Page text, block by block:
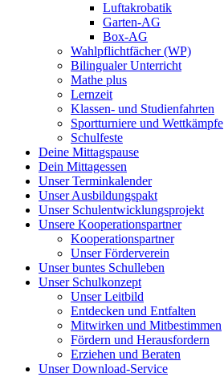
Luftakrobatik
Garten-AG
Box-AG
Wahlpflichtfächer (WP)
Bilingualer Unterricht
Mathe plus
Lernzeit
Klassen- und Studienfahrten
Sportturniere und Wettkämpfe
Schulfeste
Deine Mittagspause
Dein Mittagessen
Unser Terminkalender
Unser Ausbildungspakt
Unser Schulentwicklungsprojekt
Unsere Kooperationspartner
Kooperationspartner
Unser Förderverein
Unser buntes Schulleben
Unser Schulkonzept
Unser Leitbild
Entdecken und Entfalten
Mitwirken und Mitbestimmen
Fördern und Herausfordern
Erziehen und Beraten
Unser Download-Service